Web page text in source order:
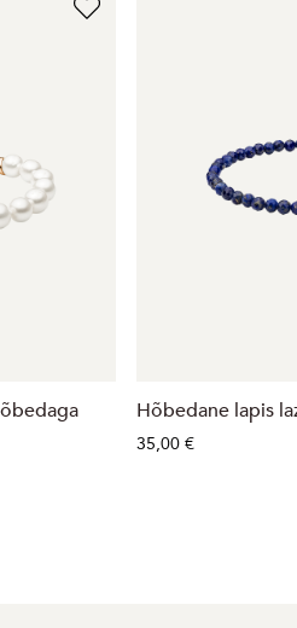
Hõbedane lapis
35,00 €